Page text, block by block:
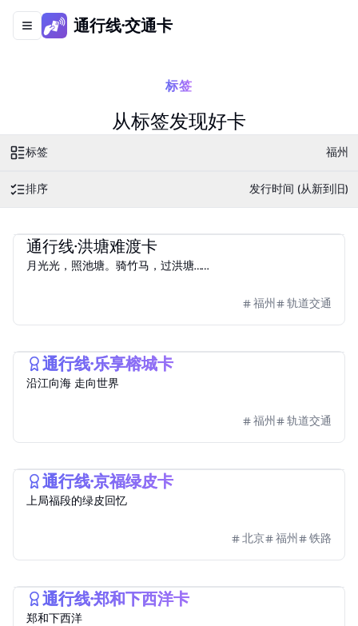
Toggle navigation menu
通行线·交通卡
标签
从标签发现好卡
标签 福州
排序 发行时间 (从新到旧)
通行线·洪塘难渡卡
月光光，照池塘。骑竹马，过洪塘……
福州 轨道交通
通行线·乐享榕城卡
沿江向海 走向世界
福州 轨道交通
通行线·京福绿皮卡
上局福段的绿皮回忆
北京 福州 铁路
通行线·郑和下西洋卡
郑和下西洋